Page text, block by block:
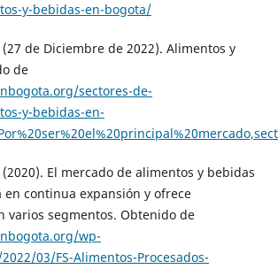
y-bebidas-en-bogota/
de Diciembre de 2022). Alimentos y
de
sectores-de-
y-bebidas-en-
El mercado de alimentos y bebidas
en continua expansión y ofrece
varios segmentos. Obtenido de
wp-
03/FS-Alimentos-Procesados-